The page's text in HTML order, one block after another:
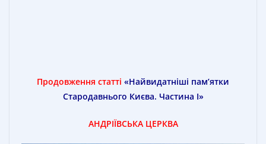
Продовження статті «Найвидатніші пам’ятки
Стародавнього Києва. Частина I»
АНДРІЇВСЬКА ЦЕРКВА